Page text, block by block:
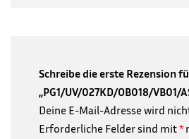
Schreibe die erste Rezension
„PG1/UV/027KD/OB018/VB01/
Deine E-Mail-Adresse wird
Erforderliche Felder sind mit*